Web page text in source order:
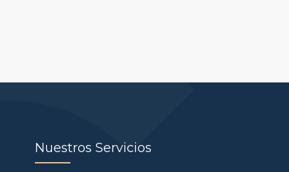
Nuestros Servicios